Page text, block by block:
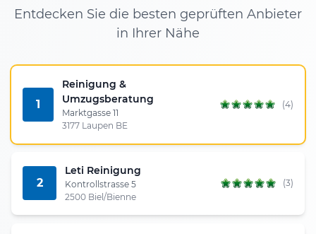
Entdecken Sie die besten geprüften Anbieter
in Ihrer Nähe
1
Reinigung &
Umzugsberatung
Marktgasse 11
3177 Laupen BE
(4)
2
Leti Reinigung
Kontrollstrasse 5
2500 Biel/Bienne
(3)